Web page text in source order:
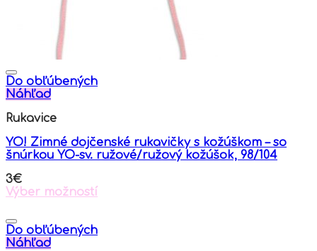
Do obľúbených
Náhľad
Rukavice
YO! Zimné dojčenské rukavičky s kožúškom – so
šnúrkou YO-sv. ružové/ružový kožúšok, 98/104
3€
Výber možností
product
has
multiple
Do obľúbených
Náhľad